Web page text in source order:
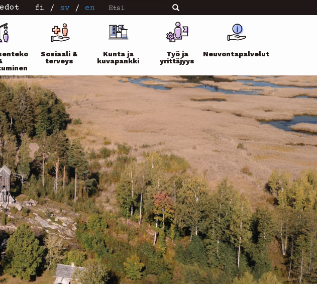
fi / sv / en Etsi Etsi
Sosiaali &
terveys
Kunta ja
kuvapankki
Työ ja
yrittäjyys
Neuvontapalvelut